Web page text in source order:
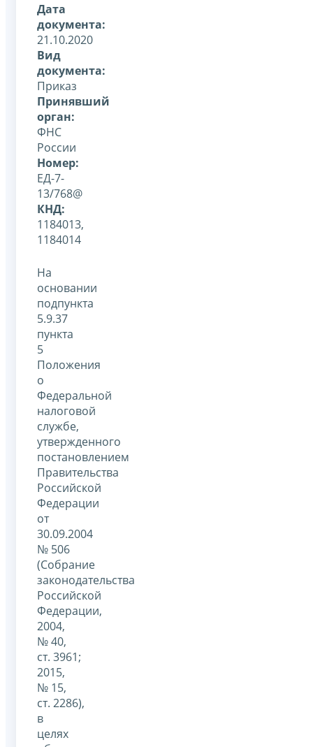
Дата
документа:
21.10.2020
Вид
документа:
Приказ
Принявший
орган:
ФНС
России
Номер:
ЕД-7-
13/768@
КНД:
1184013,
1184014
На
основании
подпункта
5.9.37
пункта
5
Положения
о
Федеральной
налоговой
службе,
утвержденного
постановлением
Правительства
Российской
Федерации
от
30.09.2004
№ 506
(Собрание
законодательства
Российской
Федерации,
2004,
№ 40,
ст. 3961;
2015,
№ 15,
ст. 2286),
в
целях